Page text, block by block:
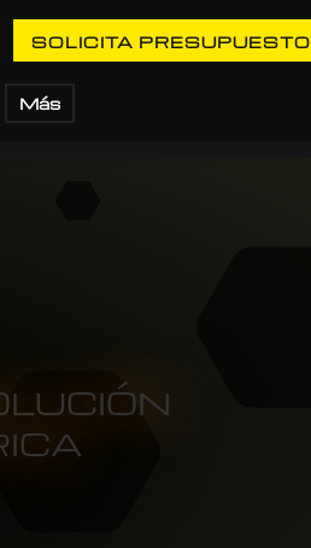
SOLICITA PRESUPUESTO
Más